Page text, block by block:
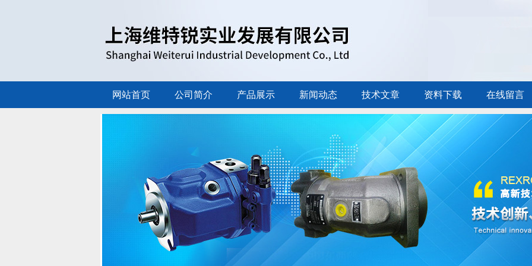
网站首页 公司简介 产品展示 新闻动态 技术文章 资料下载 在线留言